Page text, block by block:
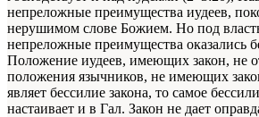
непреложные преимущества иудеев,
нерушимом слове Божием. Но под
непреложные преимущества оказались
Положение иудеев, имеющих закон, не
положения язычников, не имеющих
являет бессилие закона, то самое
настаивает и в Гал. Закон не дает